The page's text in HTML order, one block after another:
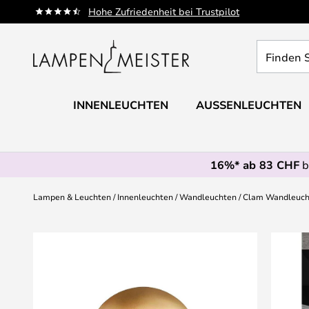
Hohe Zufriedenheit bei Trustpilot
Zum
Inhalt
Sie
Leuchte...
INNENLEUCHTEN AUSSENLEUCHTEN
16%* ab 83 CHF
Lampen & Leuchten Innenleuchten Wandleuchten Clam